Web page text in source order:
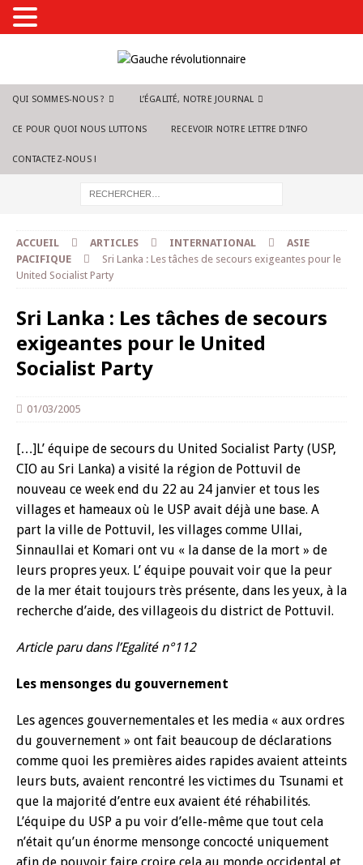
QUI SOMMES-NOUS ? L’ÉGALITÉ, NOTRE JOURNAL
CE POUR QUOI NOUS LUTTONS RECEVOIR NOTRE LETTRE D’INFO
CONTACTEZ-NOUS !
ACCUEIL ARTICLES INTERNATIONAL
ASIE
PACIFIQUE
Sri Lanka : Les tâches de secours exigeantes pour le
United Socialist Party
Sri Lanka : Les tâches de secours
exigeantes pour le United
Socialist Party
01/03/2005
[…]L’ équipe de secours du United Socialist Party (USP,
CIO au Sri Lanka) a visité la région de Pottuvil de
nouveau ce week end du 22 au 24 janvier et tous les
villages et hameaux où le USP avait déjà une base. A
part la ville de Pottuvil, les villages comme Ullai,
Sinnaullai et Komari ont vu « la danse de la mort » de
leurs propres yeux. L’ équipe pouvait voir que la peur
de la mer était toujours très présente, dans les yeux, à la
recherche d’aide, des villageois du district de Pottuvil.
Article paru dans l’Egalité n°112
Les mensonges du gouvernement
Les agences gouvernementales et les media « aux ordres
du gouvernement » ont fait beaucoup de déclarations
comme quoi les premières aides rapides avaient atteints
leurs buts, avaient rencontré les victimes du Tsunami et
que la majorité d’entre eux avaient été réhabilités.
L’équipe du USP a pu voir d’elle-même que tout cela
n’était qu’un énorme mensonge concocté uniquement